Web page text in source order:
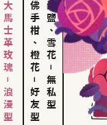
大馬士革玫瑰－浪漫型 佛手柑、橙花
－
好友型
海鹽、雪花
－
無私型